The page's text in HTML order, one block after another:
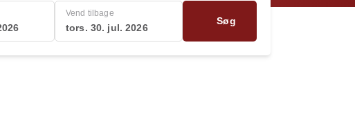
Vend tilbage
tors. 30. jul. 2026
Søg